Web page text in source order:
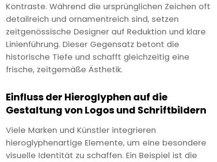
Kontraste. Während die ursprünglichen Zeichen oft
detailreich und ornamentreich sind, setzen
zeitgenössische Designer auf Reduktion und klare
Linienführung. Dieser Gegensatz betont die
historische Tiefe und schafft gleichzeitig eine
frische, zeitgemäße Ästhetik.
Einfluss der Hieroglyphen auf die
Gestaltung von Logos und Schriftbildern
Viele Marken und Künstler integrieren
hieroglyphenartige Elemente, um eine besondere
visuelle Identität zu schaffen. Ein Beispiel ist die